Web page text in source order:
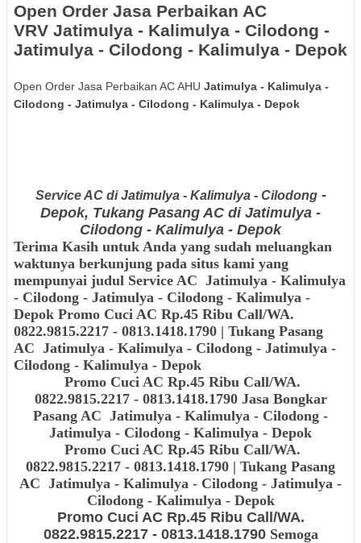
Open Order Jasa Perbaikan AC
VRV Jatimulya - Kalimulya - Cilodong -
Jatimulya - Cilodong - Kalimulya - Depok
Open Order Jasa Perbaikan AC AHU Jatimulya - Kalimulya -
Cilodong - Jatimulya - Cilodong - Kalimulya - Depok
Service AC di Jatimulya - Kalimulya - Cilodong-
Depok, Tukang Pasang AC di Jatimulya -
Cilodong - Kalimulya - Depok
Terima Kasih untuk Anda yang sudah meluangkan
waktunya berkunjung pada situs kami yang
mempunyai judul Service AC Jatimulya - Kalimulya
- Cilodong - Jatimulya - Cilodong - Kalimulya -
Depok Promo Cuci AC Rp.45 Ribu Call/WA.
0822.9815.2217 - 0813.1418.1790 | Tukang Pasang
AC Jatimulya - Kalimulya - Cilodong - Jatimulya -
Cilodong - Kalimulya - Depok
Promo Cuci AC Rp.45 Ribu Call/WA.
0822.9815.2217 - 0813.1418.1790 Jasa Bongkar
Pasang AC Jatimulya - Kalimulya - Cilodong -
Jatimulya - Cilodong - Kalimulya - Depok
Promo Cuci AC Rp.45 Ribu Call/WA.
0822.9815.2217 - 0813.1418.1790 | Tukang Pasang
AC Jatimulya - Kalimulya - Cilodong - Jatimulya -
Cilodong - Kalimulya - Depok
Promo Cuci AC Rp.45 Ribu Call/WA.
0822.9815.2217 - 0813.1418.1790Semoga